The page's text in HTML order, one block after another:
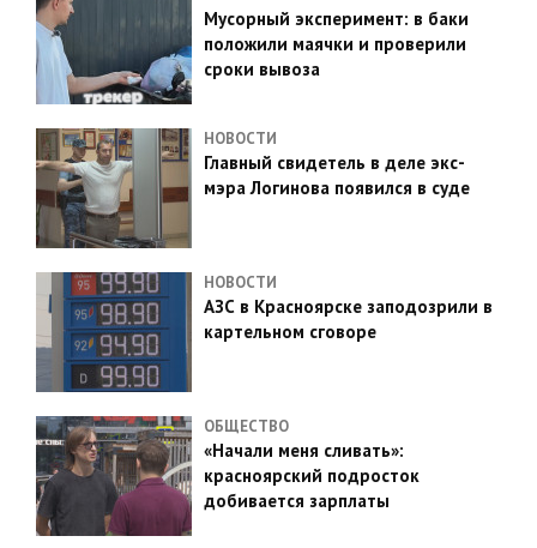
Мусорный эксперимент: в баки
положили маячки и проверили
сроки вывоза
НОВОСТИ
Главный свидетель в деле экс-
мэра Логинова появился в суде
НОВОСТИ
АЗС в Красноярске заподозрили в
картельном сговоре
ОБЩЕСТВО
«Начали меня сливать»:
красноярский подросток
добивается зарплаты